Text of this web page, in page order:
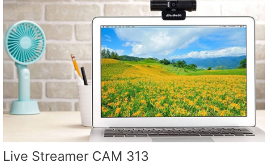
Live Streamer CAM 313